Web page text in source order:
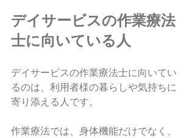
デイサービスの作業療法
士に向いている人
デイサービスの作業療法士に向いてい
るのは、利用者様の暮らしや気持ちに
寄り添える人です。
作業療法では、身体機能だけでなく、